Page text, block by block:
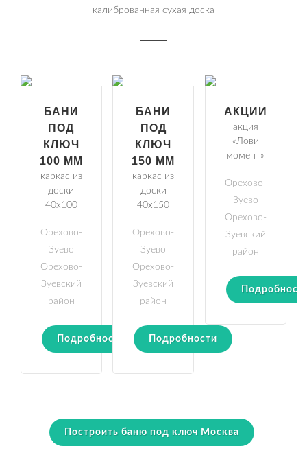
калиброванная сухая доска
БАНИ
ПОД
КЛЮЧ
100 ММ
каркас из
доски
40х100
Орехово-
Зуево
Орехово-
Зуевский
район
Подробности
БАНИ
ПОД
КЛЮЧ
150 ММ
каркас из
доски
40х150
Орехово-
Зуево
Орехово-
Зуевский
район
Подробности
АКЦИИ
акция
«Лови
момент»
Орехово-
Зуево
Орехово-
Зуевский
район
Построить баню под ключ Москва